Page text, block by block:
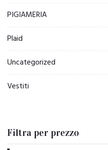
PIGIAMERIA
Plaid
Uncategorized
Vestiti
Filtra per prezzo